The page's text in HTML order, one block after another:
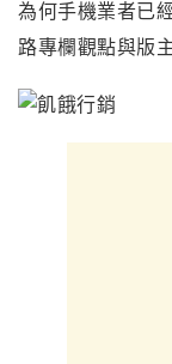
為何手機業者已
路專欄觀點與版